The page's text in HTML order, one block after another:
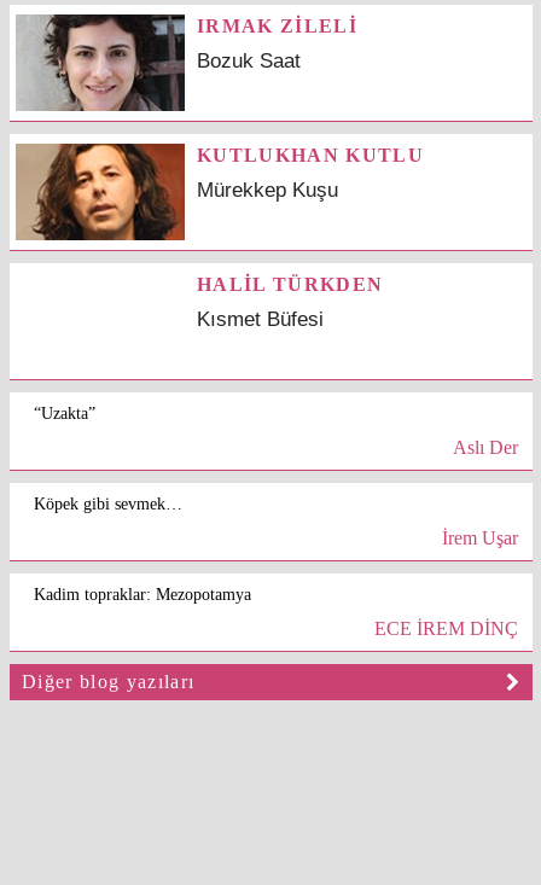
IRMAK ZİLELİ
Bozuk Saat
KUTLUKHAN KUTLU
Mürekkep Kuşu
HALİL TÜRKDEN
Kısmet Büfesi
“Uzakta”
Aslı Der
Köpek gibi sevmek…
İrem Uşar
Kadim topraklar: Mezopotamya
ECE İREM DİNÇ
Diğer blog yazıları